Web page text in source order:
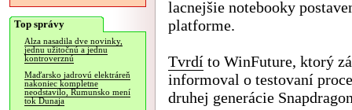
Top správy
Alza nasadila dve novinky,
jednu užitočnú a jednu
kontroverznú
Maďarsko jadrovú elektráreň
nakoniec kompletne
neodstavilo, Rumunsko mení
tok Dunaja
lacnejšie notebooky
platforme.
Tvrdí to WinFuture, ktorý
informoval o testovaní
druhej generácie